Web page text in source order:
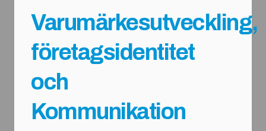
Varumärkesutveckling,
företagsidentitet
och
Kommunikation